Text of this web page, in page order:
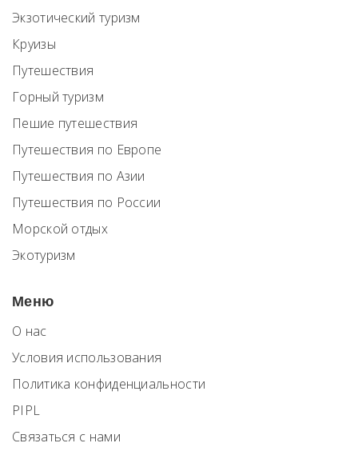
Экзотический туризм
Круизы
Путешествия
Горный туризм
Пешие путешествия
Путешествия по Европе
Путешествия по Азии
Путешествия по России
Морской отдых
Экотуризм
Меню
О нас
Условия использования
Политика конфиденциальности
PIPL
Связаться с нами